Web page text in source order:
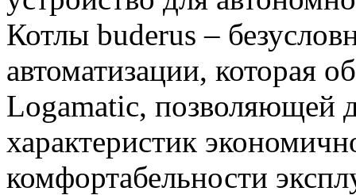
Котлы buderus –
автоматизации, которая
Logamatic, позволяющей
характеристик
комфортабельности